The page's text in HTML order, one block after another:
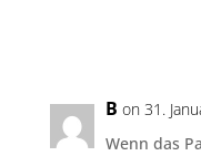
B on 31.
Wenn das